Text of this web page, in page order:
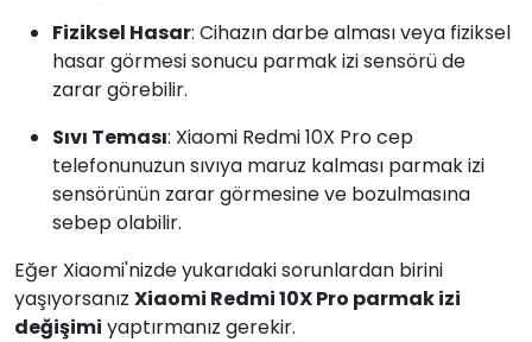
Fiziksel Hasar: Cihazın darbe alması veya fiziksel
hasar görmesi sonucu parmak izi sensörü de
zarar görebilir.
Sıvı Teması: Xiaomi Redmi 10X Pro cep
telefonunuzun sıvıya maruz kalması parmak izi
sensörünün zarar görmesine ve bozulmasına
sebep olabilir.
Eğer Xiaomi'nizde yukarıdaki sorunlardan birini
yaşıyorsanız Xiaomi Redmi 10X Pro parmak izi
değişimi yaptırmanız gerekir.